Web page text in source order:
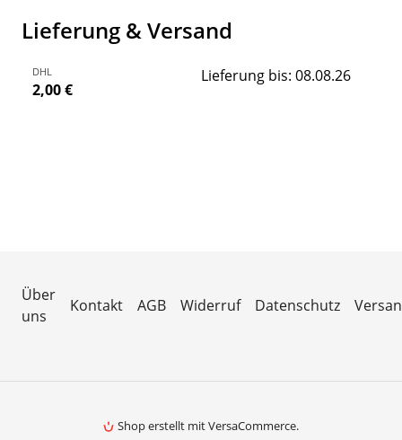
Lieferung & Versand
DHL
2,00 €
Lieferung bis: 08.08.26
Über
uns
Kontakt AGB Widerruf Datenschutz
Shop erstellt mit VersaCommerce.